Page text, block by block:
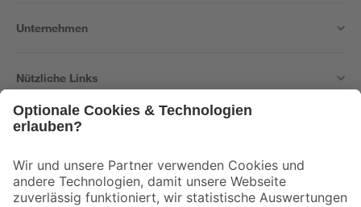
Unternehmen
Nützliche Links
Der toom Newsletter: Keine Angebote und Aktionen mehr verpassen!
Zur Newsletter Anmeldung